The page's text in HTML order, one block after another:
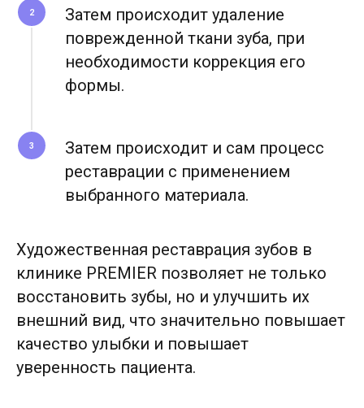
2
Затем происходит удаление
поврежденной ткани зуба, при
необходимости коррекция его
формы.
3
Затем происходит и сам процесс
реставрации с применением
выбранного материала.
Художественная реставрация зубов в
клинике PREMIER позволяет не только
восстановить зубы, но и улучшить их
внешний вид, что значительно повышает
качество улыбки и повышает
уверенность пациента.
Иммедиат протез до трех зубов 15 000 ₽
Металлокерамическая
коронка на зуб
(диоксид циркония)
Коронка из диоксида циркония
на импланте, винтовая фиксация
Металлокерамическая коронка
циркония на импланте
Бюгельный протез
Частичный съемный протез
32 000 ₽
41 200 ₽
58 000 ₽
Починка (ремонт) съемного прoтеза
Полный съемный протез
6 200 ₽
Коронка керамическая E.max
Вкладка культевая (кобальт-
хромовый сплав)
7 000 ₽